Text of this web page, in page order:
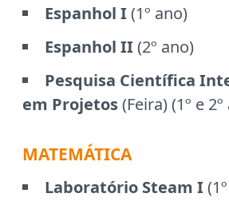
Espanhol I(1º ano)
Espanhol II(2º ano)
Pesquisa Científica
em Projetos(Feira) (1º e
MATEMÁTICA
Laboratório Steam I